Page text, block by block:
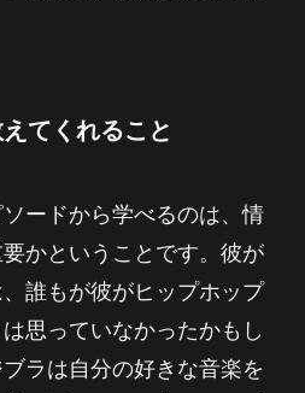
てくれること
ードから学べるのは、情
かということです。彼が
誰もが彼がヒップホップ
思っていなかったかもし
ラは自分の好きな音楽を